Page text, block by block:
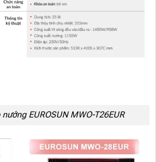
EUROSUN MWO-T26EUR